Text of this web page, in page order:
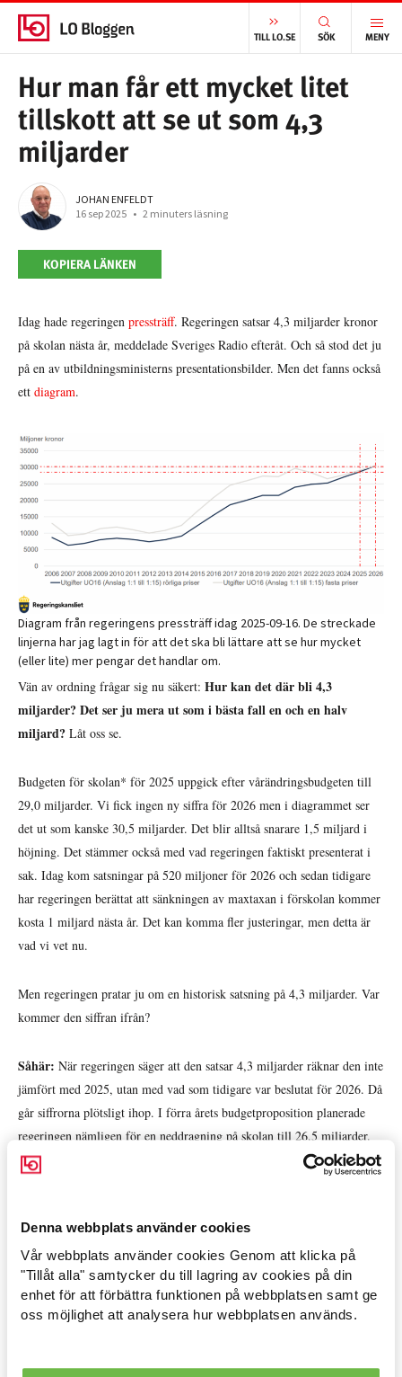
Denna webbplats använder cookies
Vår webbplats använder cookies Genom att klicka på
"Tillåt alla" samtycker du till lagring av cookies på din
enhet för att förbättra funktionen på webbplatsen samt ge
oss möjlighet att analysera hur webbplatsen används.
TILL LO.SE SÖK MENY
Arbetsmarknad »
Avtal löner & arbetsrätt »
START/ HUR MAN FÅR ETT MYCKET LITET TILLSKOTT ATT SE UT SOM 4,3 MILJARDER
Hur man får ett mycket litet
tillskott att se ut som 4,3
miljarder
JOHAN ENFELDT
16 sep 2025 • 2 minuters läsning
KOPIERA LÄNKEN
Idag hade regeringen pressträff. Regeringen satsar 4,3 miljarder kronor
på skolan nästa år, meddelade Sveriges Radio efteråt. Och så stod det ju
på en av utbildningsministerns presentationsbilder. Men det fanns också
ett diagram.
Diagram från regeringens pressträff idag 2025-09-16. De streckade
linjerna har jag lagt in för att det ska bli lättare att se hur mycket
(eller lite) mer pengar det handlar om.
Vän av ordning frågar sig nu säkert: Hur kan det där bli 4,3
miljarder? Det ser ju mera ut som i bästa fall en och en halv
miljard? Låt oss se.
Budgeten för skolan* för 2025 uppgick efter vårändringsbudgeten till
29,0 miljarder. Vi fick ingen ny siffra för 2026 men i diagrammet ser
det ut som kanske 30,5 miljarder. Det blir alltså snarare 1,5 miljard i
höjning. Det stämmer också med vad regeringen faktiskt presenterat i
sak. Idag kom satsningar på 520 miljoner för 2026 och sedan tidigare
har regeringen berättat att sänkningen av maxtaxan i förskolan kommer
kosta 1 miljard nästa år. Det kan komma fler justeringar, men detta är
vad vi vet nu.
Men regeringen pratar ju om en historisk satsning på 4,3 miljarder. Var
kommer den siffran ifrån?
Såhär: När regeringen säger att den satsar 4,3 miljarder räknar den inte
jämfört med 2025, utan med vad som tidigare var beslutat för 2026. Då
går siffrorna plötsligt ihop. I förra årets budgetproposition planerade
regeringen nämligen för en neddragning på skolan till 26,5 miljarder.
En besparing på drygt 2,5 miljarder alltså.